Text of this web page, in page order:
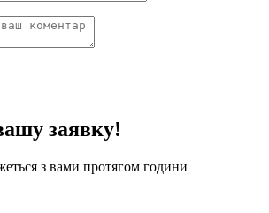
заявку!
з вами протягом години